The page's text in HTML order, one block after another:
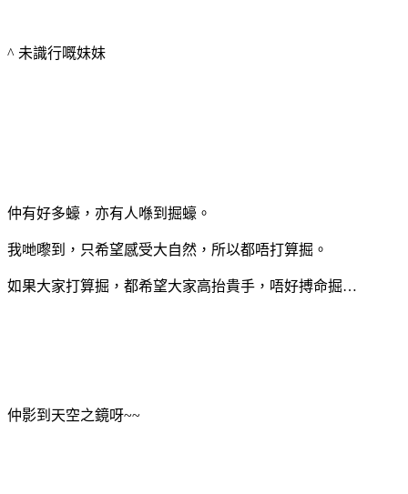
^ 未識行嘅妹妹
仲有好多蠔，亦有人喺到掘蠔。
我哋嚟到，只希望感受大自然，所以都唔打算掘。
如果大家打算掘，都希望大家高抬貴手，唔好搏命掘…
仲影到天空之鏡呀~~